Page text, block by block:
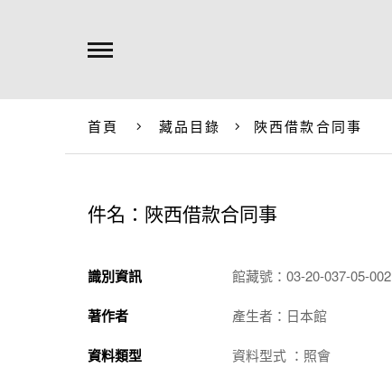
首頁 藏品目錄 陜西借款合同事
件名：陜西借款合同事
識別資訊 館藏號：03-20-037-05-002
著作者 產生者：日本館
資料類型 資料型式 ：照會